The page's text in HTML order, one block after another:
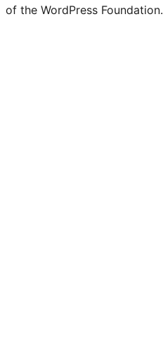
of the WordPress Foundation.